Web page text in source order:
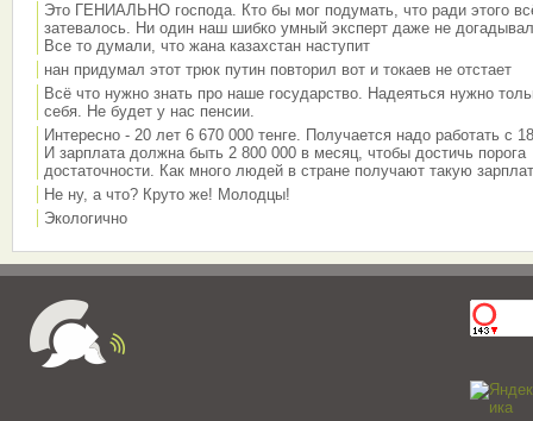
Это ГЕНИАЛЬНО господа. Кто бы мог подумать, что ради этого
затевалось. Ни один наш шибко умный эксперт даже не
Все то думали, что жана казахстан наступит
нан придумал этот трюк путин повторил вот и токаев не отстает
Всё что нужно знать про наше государство. Надеяться нужно
себя. Не будет у нас пенсии.
Интересно - 20 лет 6 670 000 тенге. Получается надо работать с
И зарплата должна быть 2 800 000 в месяц, чтобы достичь порога
достаточности. Как много людей в стране получают такую
Не ну, а что? Круто же! Молодцы!
Экологично